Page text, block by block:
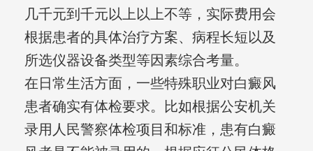
几千元到千元以上以上不等，实际费用会
根据患者的具体治疗方案、病程长短以及
所选仪器设备类型等因素综合考量。
在日常生活方面，一些特殊职业对白癜风
患者确实有体检要求。比如根据公安机关
录用人民警察体检项目和标准，患有白癜